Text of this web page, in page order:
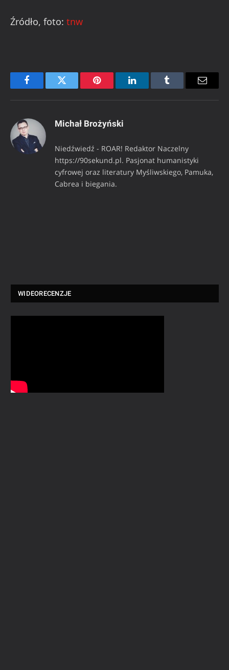
Źródło, foto: tnw
FacebookTwitter Pinterest LinkedInTumblr Email
Michał Brożyński
Niedźwiedź - ROAR! Redaktor Naczelny
https://90sekund.pl. Pasjonat humanistyki
cyfrowej oraz literatury Myśliwskiego, Pamuka,
Cabrea i biegania.
WIDEORECENZJE